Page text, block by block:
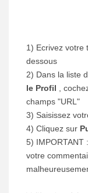
1) Ecrivez votre
dessous
2) Dans la liste
le Profil ,
champs "URL"
3) Saisissez
4) Cliquez sur
5) IMPORTANT
votre